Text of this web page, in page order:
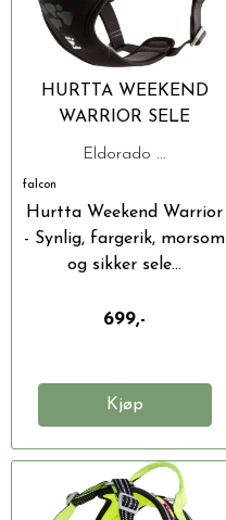
HURTTA WEEKEND
WARRIOR SELE
Eldorado ...
falcon
Hurtta Weekend Warrior
- Synlig, fargerik, morsom
og sikker sele...
699,-
Kjøp